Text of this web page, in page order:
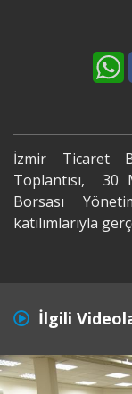
İzmir Ticaret
Toplantısı, 30
Borsası
katılımlarıyla
İlgili